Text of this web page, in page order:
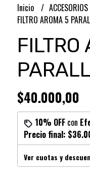
Inicio
FILTRO AROMA 5
FILTRO
$40.000,00
10% OFFcon
Precio final:
Ver cuotas y